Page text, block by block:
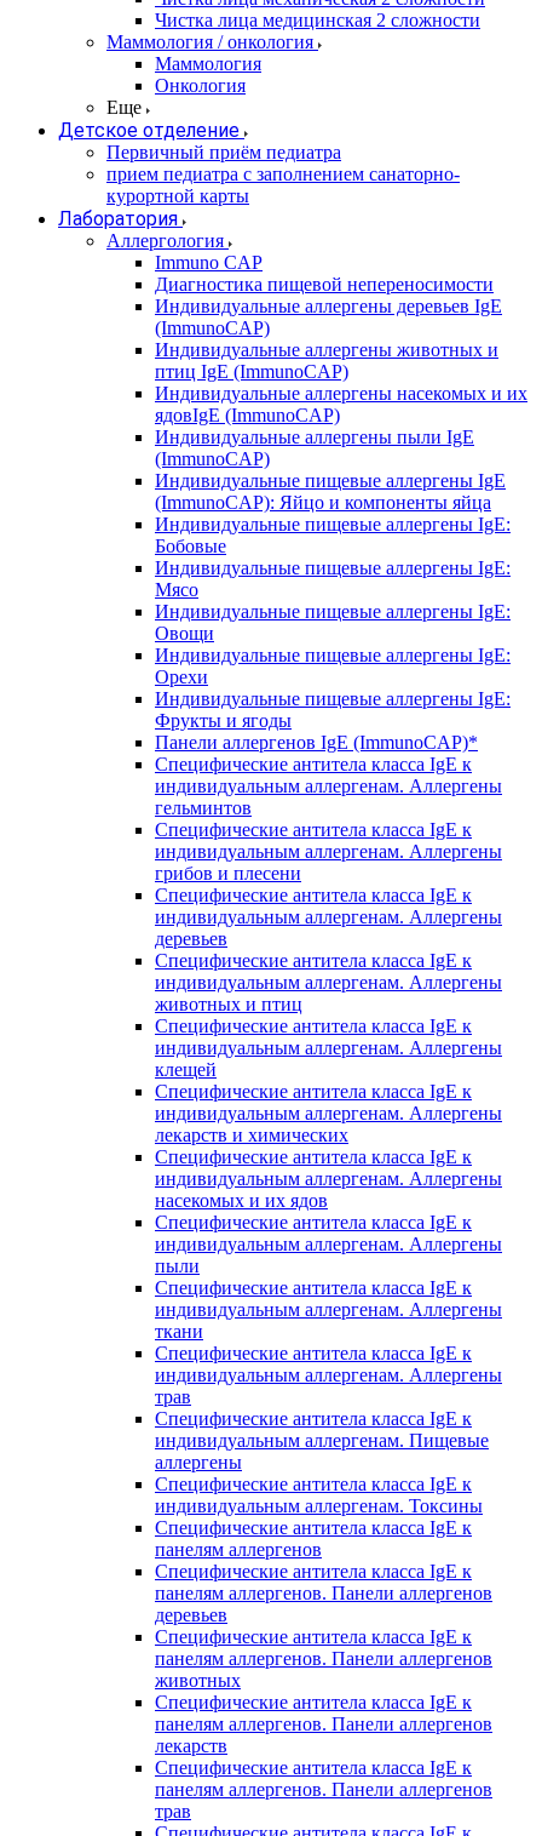
Чистка лица медицинская 2 сложности
Маммология / онкология
Маммология
Онкология
Еще
Детское отделение
Первичный приём педиатра
прием педиатра с заполнением санаторно-
курортной карты
Лаборатория
Аллергология
Immuno CAP
Диагностика пищевой непереносимости
Индивидуальные аллергены деревьев IgE
(ImmunoCAP)
Индивидуальные аллергены животных и
птиц IgE (ImmunoCAP)
Индивидуальные аллергены насекомых и их
ядовIgE (ImmunoCAP)
Индивидуальные аллергены пыли IgE
(ImmunoCAP)
Индивидуальные пищевые аллергены IgE
(ImmunoCAP): Яйцо и компоненты яйца
Индивидуальные пищевые аллергены IgE:
Бобовые
Индивидуальные пищевые аллергены IgE:
Мясо
Индивидуальные пищевые аллергены IgE:
Овощи
Индивидуальные пищевые аллергены IgE:
Орехи
Индивидуальные пищевые аллергены IgE:
Фрукты и ягоды
Панели аллергенов IgE (ImmunoCAP)*
Специфические антитела класса IgE к
индивидуальным аллергенам. Аллергены
гельминтов
Специфические антитела класса IgE к
индивидуальным аллергенам. Аллергены
грибов и плесени
Специфические антитела класса IgE к
индивидуальным аллергенам. Аллергены
деревьев
Специфические антитела класса IgE к
индивидуальным аллергенам. Аллергены
животных и птиц
Специфические антитела класса IgE к
индивидуальным аллергенам. Аллергены
клещей
Специфические антитела класса IgE к
индивидуальным аллергенам. Аллергены
лекарств и химических
Специфические антитела класса IgE к
индивидуальным аллергенам. Аллергены
насекомых и их ядов
Специфические антитела класса IgE к
индивидуальным аллергенам. Аллергены
пыли
Специфические антитела класса IgE к
индивидуальным аллергенам. Аллергены
ткани
Специфические антитела класса IgE к
индивидуальным аллергенам. Аллергены
трав
Специфические антитела класса IgE к
индивидуальным аллергенам. Пищевые
аллергены
Специфические антитела класса IgE к
индивидуальным аллергенам. Токсины
Специфические антитела класса IgE к
панелям аллергенов
Специфические антитела класса IgE к
панелям аллергенов. Панели аллергенов
деревьев
Специфические антитела класса IgE к
панелям аллергенов. Панели аллергенов
животных
Специфические антитела класса IgE к
панелям аллергенов. Панели аллергенов
лекарств
Специфические антитела класса IgE к
панелям аллергенов. Панели аллергенов
трав